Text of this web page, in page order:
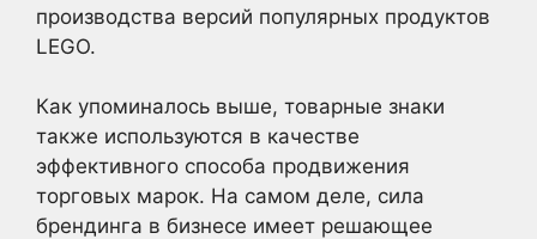
производства версий популярных продуктов
LEGO.
Как упоминалось выше, товарные знаки
также используются в качестве
эффективного способа продвижения
торговых марок. На самом деле, сила
брендинга в бизнесе имеет решающее